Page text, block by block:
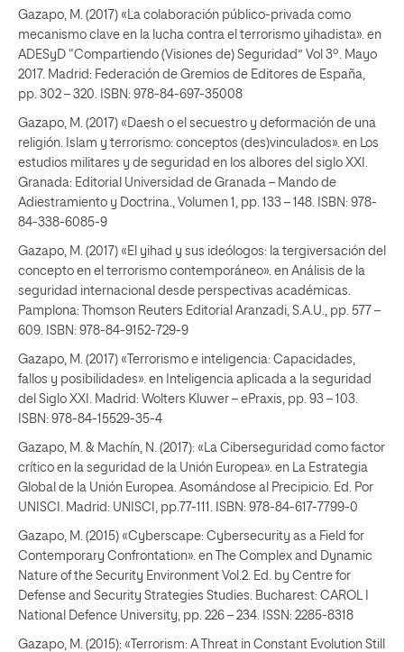
Gazapo, M. (2017) «La colaboración público-privada como
mecanismo clave en la lucha contra el terrorismo yihadista». en
ADESyD “Compartiendo (Visiones de) Seguridad” Vol 3º. Mayo
2017. Madrid: Federación de Gremios de Editores de España,
pp. 302 – 320. ISBN: 978-84-697-35008
Gazapo, M. (2017) «Daesh o el secuestro y deformación de una
religión. Islam y terrorismo: conceptos (des)vinculados». en Los
estudios militares y de seguridad en los albores del siglo XXI.
Granada: Editorial Universidad de Granada – Mando de
Adiestramiento y Doctrina., Volumen 1, pp. 133 – 148. ISBN: 978-
84-338-6085-9
Gazapo, M. (2017) «El yihad y sus ideólogos: la tergiversación del
concepto en el terrorismo contemporáneo». en Análisis de la
seguridad internacional desde perspectivas académicas.
Pamplona: Thomson Reuters Editorial Aranzadi, S.A.U., pp. 577 –
609. ISBN: 978-84-9152-729-9
Gazapo, M. (2017) «Terrorismo e inteligencia: Capacidades,
fallos y posibilidades». en Inteligencia aplicada a la seguridad
del Siglo XXI. Madrid: Wolters Kluwer – ePraxis, pp. 93 – 103.
ISBN: 978-84-15529-35-4
Gazapo, M. & Machín, N. (2017): «La Ciberseguridad como factor
crítico en la seguridad de la Unión Europea». en La Estrategia
Global de la Unión Europea. Asomándose al Precipicio. Ed. Por
UNISCI. Madrid: UNISCI, pp.77-111. ISBN: 978-84-617-7799-0
Gazapo, M. (2015) «Cyberscape: Cybersecurity as a Field for
Contemporary Confrontation». en The Complex and Dynamic
Nature of the Security Environment Vol.2. Ed. by Centre for
Defense and Security Strategies Studies. Bucharest: CAROL I
National Defence University, pp. 226 – 234. ISSN: 2285-8318
Gazapo, M. (2015): «Terrorism: A Threat in Constant Evolution Still